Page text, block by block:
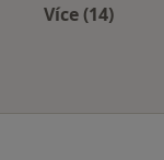
Více (14)